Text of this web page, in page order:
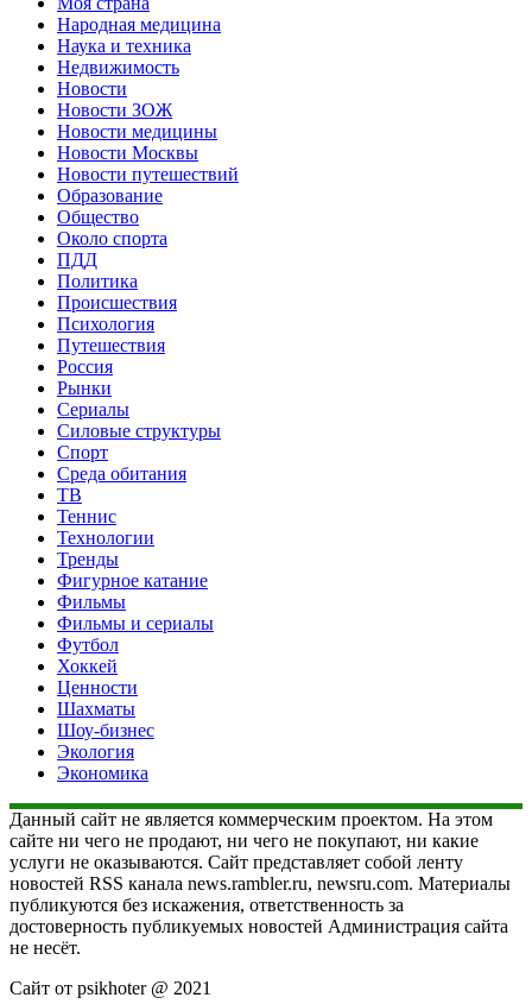
Народная медицина
Наука и техника
Недвижимость
Новости
Новости ЗОЖ
Новости медицины
Новости Москвы
Новости путешествий
Образование
Общество
Около спорта
ПДД
Политика
Происшествия
Психология
Путешествия
Россия
Рынки
Сериалы
Силовые структуры
Спорт
Среда обитания
ТВ
Теннис
Технологии
Тренды
Фигурное катание
Фильмы
Фильмы и сериалы
Футбол
Хоккей
Ценности
Шахматы
Шоу-бизнес
Экология
Экономика
Данный сайт не является коммерческим проектом. На этом
сайте ни чего не продают, ни чего не покупают, ни какие
услуги не оказываются. Сайт представляет собой ленту
новостей RSS канала news.rambler.ru, newsru.com. Материалы
публикуются без искажения, ответственность за
достоверность публикуемых новостей Администрация сайта
не несёт.
Сайт от psikhoter @ 2021